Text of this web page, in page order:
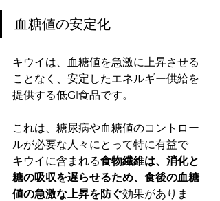
血糖値の安定化
キウイは、血糖値を急激に上昇させる
ことなく、安定したエネルギー供給を
提供する低GI食品です。
これは、糖尿病や血糖値のコントロー
ルが必要な人々にとって特に有益で
キウイに含まれる食物繊維は、消化と
糖の吸収を遅らせるため、食後の血糖
値の急激な上昇を防ぐ効果がありま